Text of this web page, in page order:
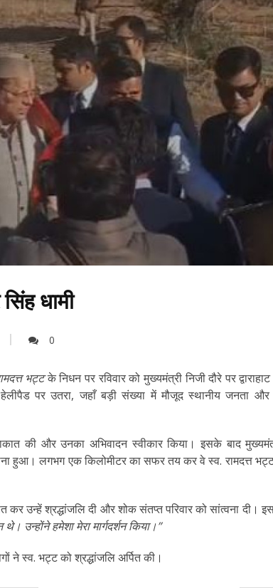
धामी
0
भट्टके निधन पर रविवार को मुख्यमंत्री निजी दौरे पर
पर उतरा, जहाँ बड़ी संख्या में मौजूद स्थानीय जनता और
की और उनका अभिवादन स्वीकार किया। इसके बाद
हुआ। लगभग एक किलोमीटर का सफर तय कर वे स्व. रामदत्त
कर उन्हें श्रद्धांजलि दी और शोक संतप्त परिवार को सांत्वना दी।
उन्होंने हमेशा मेरा मार्गदर्शन किया।”
ने स्व. भट्ट को श्रद्धांजलि अर्पित की।